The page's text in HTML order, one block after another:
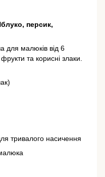
персик,
для малюків від 6
та корисні злаки.
тривалого насичення